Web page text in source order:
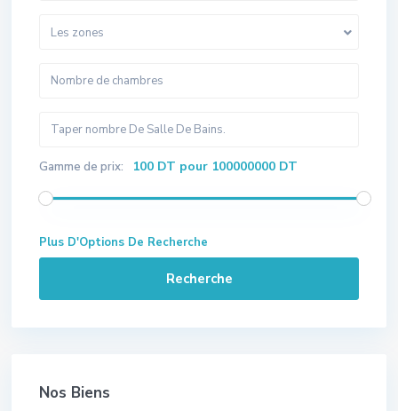
Les zones
Gamme de prix: 100 DT pour 100000000 DT
Plus D'Options De Recherche
Recherche
Nos Biens